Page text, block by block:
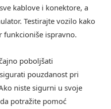
kablove i konektore, a
Testirajte vozilo kako
funkcioniše ispravno.
poboljšati
pouzdanost pri
niste sigurni u svoje
potražite pomoć